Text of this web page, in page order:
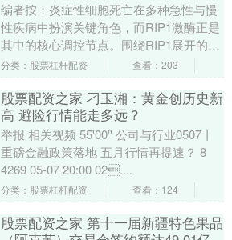
编者按：炎症性细胞死亡在多种急性与慢
性疾病中扮演关键角色，而RIP1激酶正是
其中的核心调控节点。围绕RIP1展开的靶
向药物开发，正为炎症、神经退行性疾病
分类：股票杠杆配资 查看：203
股票配资之家 刁玉湘：黄金创历史新
高 避险行情能走多远？​
举报 相关视频 55'00'' 公司与行业0507丨
重磅金融政策落地 五月行情再提速？ 8
4269 05-07 20:00 02....
分类：股票杠杆配资 查看：124
股票配资之家 第十一届新疆特色果品